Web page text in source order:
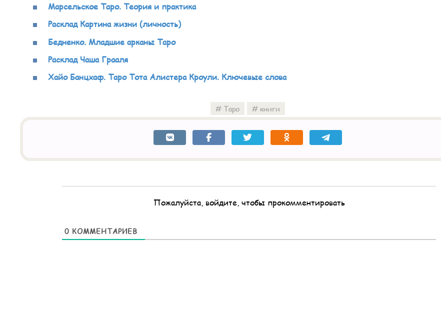
Марсельское Таро. Теория и практика
Расклад Картина жизни (личность)
Бедненко. Младшие арканы Таро
Расклад Чаша Грааля
Хайо Банцхаф. Таро Тота Алистера Кроули. Ключевые слова
Таро книги
Пожалуйста, войдите, чтобы прокомментировать
0 КОММЕНТАРИЕВ